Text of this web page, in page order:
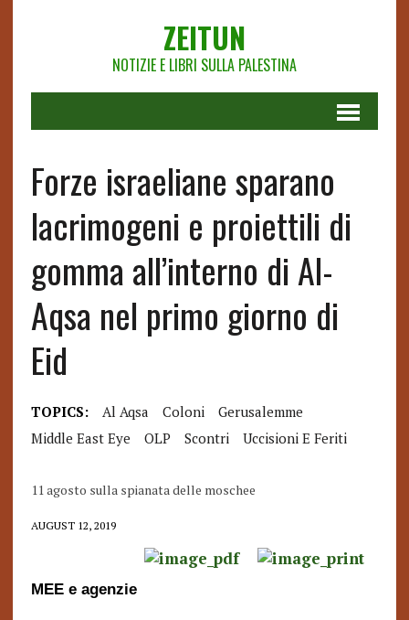
ZEITUN
NOTIZIE E LIBRI SULLA PALESTINA
Forze israeliane sparano
lacrimogeni e proiettili di
gomma all’interno di Al-
Aqsa nel primo giorno di
Eid
TOPICS: Al Aqsa Coloni
Gerusalemme
Middle East Eye
OLP Scontri Uccisioni E Feriti
11 agosto sulla spianata delle moschee
AUGUST 12, 2019
MEE e agenzie